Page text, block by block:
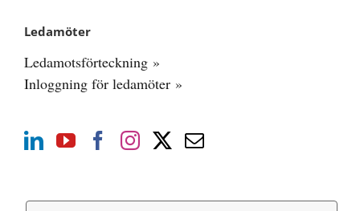
Ledamöter
Ledamotsförteckning »
Inloggning för ledamöter »